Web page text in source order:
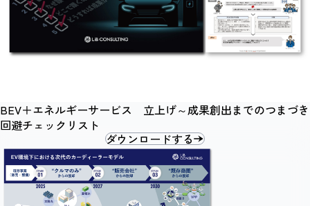
BEV＋エネルギーサービス 立上げ～成果創出までのつまづき
回避チェックリスト
ダウンロードする